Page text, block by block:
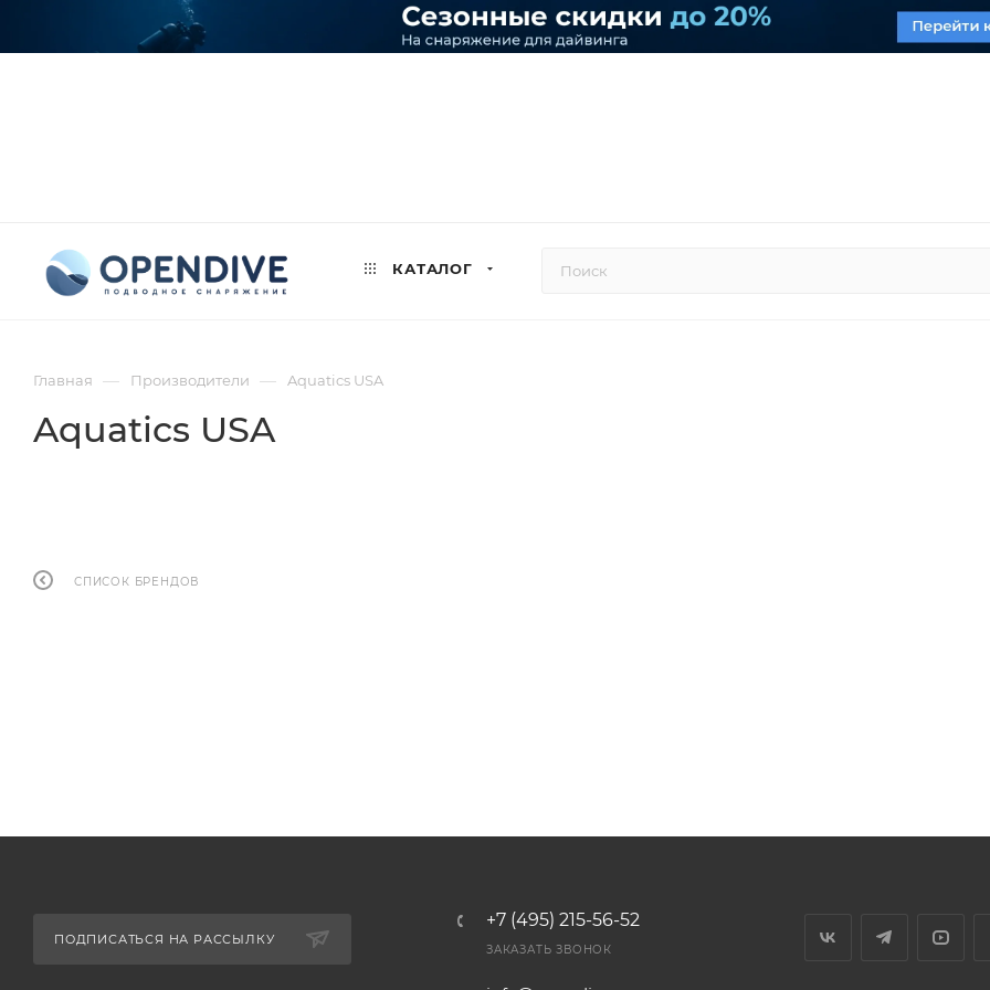
КАТАЛОГ
Главная — Производители — Aquatics USA
Aquatics USA
СПИСОК БРЕНДОВ
ПОДПИСАТЬСЯ НА РАССЫЛКУ
+7 (495) 215-56-52
ЗАКАЗАТЬ ЗВОНОК